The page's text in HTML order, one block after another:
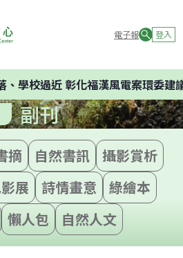
電子報 登入
校過近 彰化福漢風電案環委建議不
副刊
摘 自然書訊
攝影賞析
展 詩情畫意
綠繪本
懶人包 自然人文